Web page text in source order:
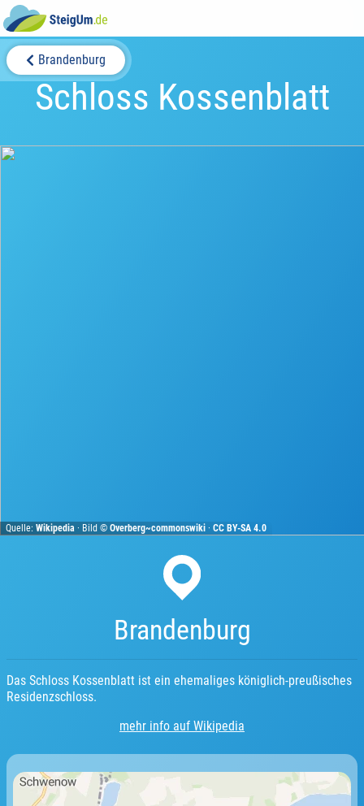
Brandenburg
Schloss Kossenblatt
Quelle:Wikipedia · Bild ©Overberg~commonswiki ·CC BY-SA 4.0
Brandenburg
Das Schloss Kossenblatt ist ein ehemaliges königlich-preußisches
Residenzschloss.
mehr info auf Wikipedia